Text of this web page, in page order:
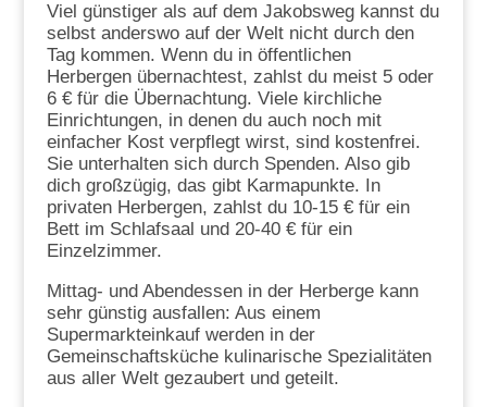
Viel günstiger als auf dem Jakobsweg kannst du
selbst anderswo auf der Welt nicht durch den
Tag kommen. Wenn du in öffentlichen
Herbergen übernachtest, zahlst du meist 5 oder
6 € für die Übernachtung. Viele kirchliche
Einrichtungen, in denen du auch noch mit
einfacher Kost verpflegt wirst, sind kostenfrei.
Sie unterhalten sich durch Spenden. Also gib
dich großzügig, das gibt Karmapunkte. In
privaten Herbergen, zahlst du 10-15 € für ein
Bett im Schlafsaal und 20-40 € für ein
Einzelzimmer.
Mittag- und Abendessen in der Herberge kann
sehr günstig ausfallen: Aus einem
Supermarkteinkauf werden in der
Gemeinschaftsküche kulinarische Spezialitäten
aus aller Welt gezaubert und geteilt.